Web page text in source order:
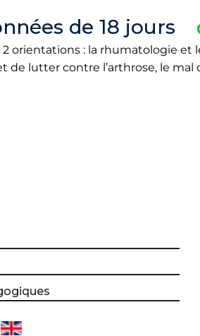
de 18 jours
orientations : la rhumatologie et
lutter contre l’arthrose, le mal